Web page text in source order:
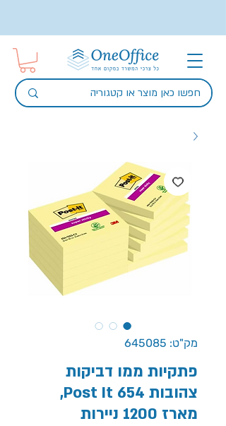
מק"ט: 645085
פתקיות ממו דביקות
צהובות 654 Post It,
מארז 1200 ניירות